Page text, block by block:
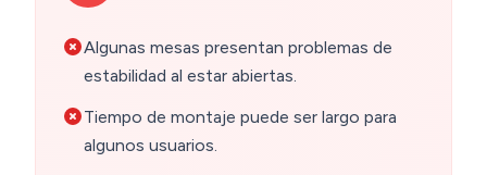
Algunas mesas presentan problemas de
estabilidad al estar abiertas.
Tiempo de montaje puede ser largo para
algunos usuarios.